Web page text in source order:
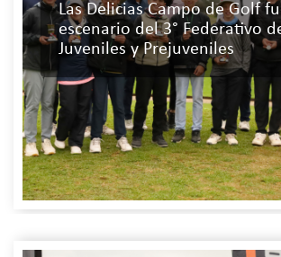
Las Delicias Campo de Golf
escenario del 3° Federativo
Juveniles y Prejuveniles